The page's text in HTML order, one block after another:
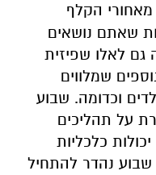
הקלף
שאתם נושאים
לאלו שפיזית
שמלווים
וכדומה. שבוע
על תהליכים
כלכליות
שבוע נהדר להתחיל